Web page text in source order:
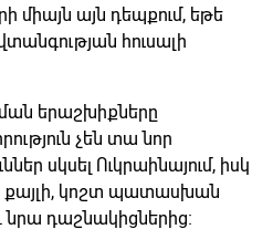
միայն այն դեպքում, եթե
հուսալի
երաշխիքները
չեն տա նոր
սկսել Ուկրաինայում, իսկ
քայլի, կոշտ պատասխան
դաշնակիցներից։